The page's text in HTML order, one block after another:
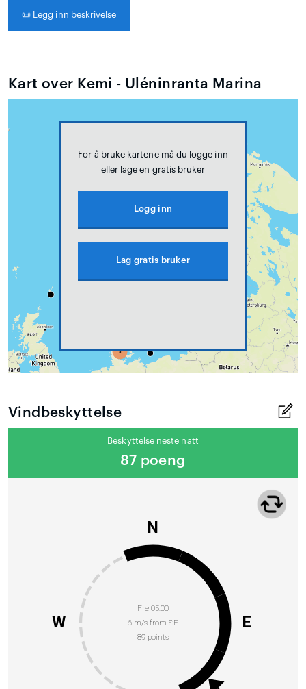
📜 Legg inn beskrivelse
Kart over Kemi - Uléninranta Marina
For å bruke kartene må du logge inn
eller lage en gratis bruker
Logg inn
Lag gratis bruker
Vindbeskyttelse
Beskyttelse neste natt
87 poeng
Fre 05:00
6 m/s from SE
89 points
N
E
W